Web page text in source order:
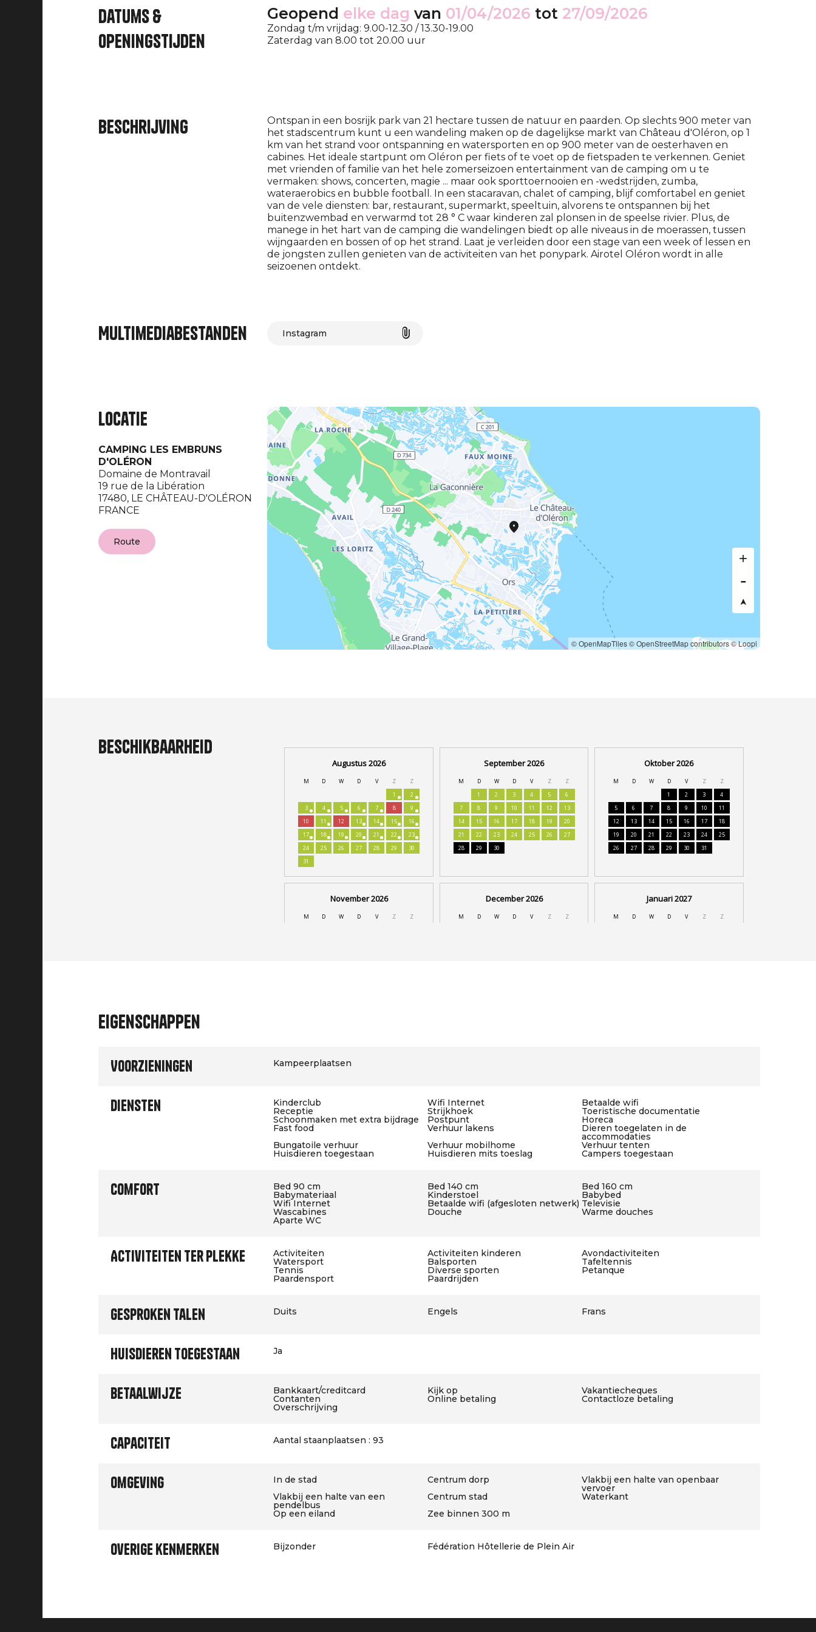
Datums &
openingstijden
Geopend elke dag van 01/04/2026 tot 27/09/2026
Zondag t/m vrijdag: 9.00-12.30 / 13.30-19.00
Zaterdag van 8.00 tot 20.00 uur
Beschrijving
Ontspan in een bosrijk park van 21 hectare tussen de natuur en paarden. Op slechts 900 meter van
het stadscentrum kunt u een wandeling maken op de dagelijkse markt van Château d'Oléron, op 1
km van het strand voor ontspanning en watersporten en op 900 meter van de oesterhaven en
cabines. Het ideale startpunt om Oléron per fiets of te voet op de fietspaden te verkennen. Geniet
met vrienden of familie van het hele zomerseizoen entertainment van de camping om u te
vermaken: shows, concerten, magie ... maar ook sporttoernooien en -wedstrijden, zumba,
wateraerobics en bubble football. In een stacaravan, chalet of camping, blijf comfortabel en geniet
van de vele diensten: bar, restaurant, supermarkt, speeltuin, alvorens te ontspannen bij het
buitenzwembad en verwarmd tot 28 ° C waar kinderen zal plonsen in de speelse rivier. Plus, de
manege in het hart van de camping die wandelingen biedt op alle niveaus in de moerassen, tussen
wijngaarden en bossen of op het strand. Laat je verleiden door een stage van een week of lessen en
de jongsten zullen genieten van de activiteiten van het ponypark. Airotel Oléron wordt in alle
seizoenen ontdekt.
Multimediabestanden Instagram
Locatie
CAMPING LES EMBRUNS
D'OLÉRON
Domaine de Montravail
19 rue de la Libération
17480, LE CHÂTEAU-D'OLÉRON
FRANCE
Route
© OpenMapTiles© OpenStreetMap contributors© Loopi
Beschikbaarheid
Eigenschappen
Voorzieningen Kampeerplaatsen
Diensten Kinderclub Wifi Internet Betaalde wifi
Receptie Strijkhoek Toeristische documentatie
Schoonmaken met extra bijdrage Postpunt Horeca
Fast food Verhuur lakens Dieren toegelaten in de
accommodaties
Bungatoile verhuur Verhuur mobilhome Verhuur tenten
Huisdieren toegestaan Huisdieren mits toeslag Campers toegestaan
Comfort Bed 90 cm Bed 140 cm Bed 160 cm
Babymateriaal Kinderstoel Babybed
Wifi Internet Betaalde wifi (afgesloten netwerk) Televisie
Wascabines Douche Warme douches
Aparte WC
Activiteiten ter plekke Activiteiten Activiteiten kinderen Avondactiviteiten
Watersport Balsporten Tafeltennis
Tennis Diverse sporten Petanque
Paardensport Paardrijden
Gesproken talen Duits Engels Frans
Huisdieren toegestaan Ja
Betaalwijze Bankkaart/creditcard Kijk op Vakantiecheques
Contanten Online betaling Contactloze betaling
Overschrijving
Capaciteit Aantal staanplaatsen : 93
Omgeving In de stad Centrum dorp Vlakbij een halte van openbaar
vervoer
Vlakbij een halte van een
pendelbus
Centrum stad
Waterkant
Op een eiland
Zee binnen 300 m
Overige kenmerken Bijzonder Fédération Hôtellerie de Plein Air